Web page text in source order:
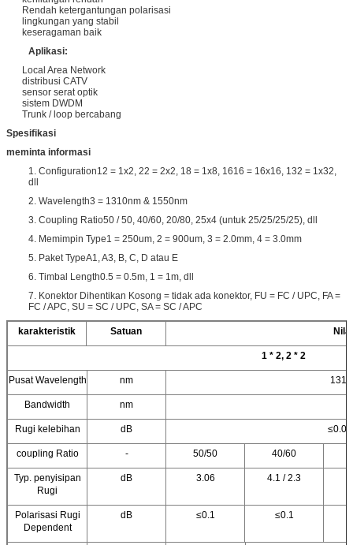
Rendah ketergantungan polarisasi
lingkungan yang stabil
keseragaman baik
Aplikasi:
Local Area Network
distribusi CATV
sensor serat optik
sistem DWDM
Trunk / loop bercabang
Spesifikasi
meminta informasi
1. Configuration12 = 1x2, 22 = 2x2, 18 = 1x8, 1616 = 16x16, 132 = 1x32,
dll
2. Wavelength3 = 1310nm & 1550nm
3. Coupling Ratio50 / 50, 40/60, 20/80, 25x4 (untuk 25/25/25/25), dll
4. Memimpin Type1 = 250um, 2 = 900um, 3 = 2.0mm, 4 = 3.0mm
5. Paket TypeA1, A3, B, C, D atau E
6. Timbal Length0.5 = 0.5m, 1 = 1m, dll
7. Konektor Dihentikan Kosong = tidak ada konektor, FU = FC / UPC, FA =
FC / APC, SU = SC / UPC, SA = SC / APC
karakteristik Satuan
1 * 2, 2 * 2
Pusat Wavelength nm
Bandwidth nm
Rugi kelebihan dB
coupling Ratio - 50/50 40/60
Typ. penyisipan
Rugi
dB 3.06 4.1 / 2.3
Polarisasi Rugi
Dependent
dB ≤0.1 ≤0.1